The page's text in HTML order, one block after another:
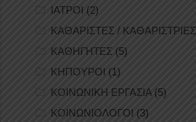
ΙΑΤΡΟΙ (2)
ΚΑΘΑΡΙΣΤΕΣ / ΚΑΘΑΡΙΣΤΡΙΕΣ
ΚΑΘΗΓΗΤΕΣ (5)
ΚΗΠΟΥΡΟΙ (1)
ΚΟΙΝΩΝΙΚΗ ΕΡΓΑΣΙΑ (5)
ΚΟΙΝΩΝΙΟΛΟΓΟΙ (3)